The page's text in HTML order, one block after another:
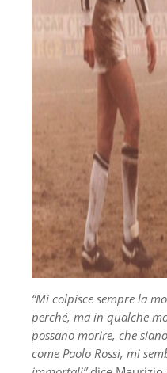
“Mi colpisce sempre la
perché, ma in qualche
possano morire, che
come Paolo Rossi, mi